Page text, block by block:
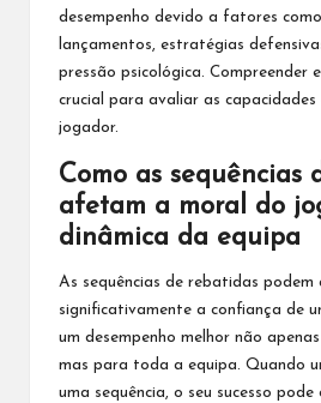
desempenho devido a fatores
lançamentos, estratégias
pressão psicológica. Compreender
crucial para avaliar as capacidades
jogador.
Como as sequências
afetam a moral do
dinâmica da equipa
As sequências de rebatidas podem
significativamente a confiança de
um desempenho melhor não
mas para toda a equipa. Quando
uma sequência, o seu sucesso